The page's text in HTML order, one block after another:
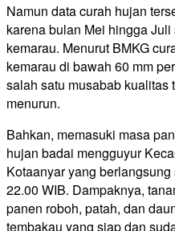
Namun data curah hujan
karena bulan Mei hingga
kemarau. Menurut BMKG
kemarau di bawah 60 mm
salah satu musabab kualitas
menurun.
Bahkan, memasuki masa
hujan badai mengguyur
Kotaanyar yang
22.00 WIB. Dampaknya,
panen roboh, patah, dan
tembakau yang siap dan